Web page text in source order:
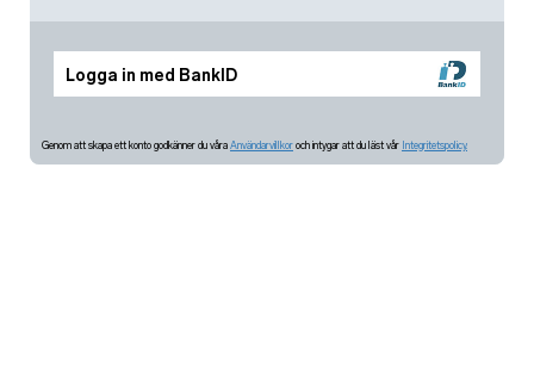
Logga in med BankID
Genom att skapa ett konto godkänner du våra Användarvillkor och intygar att du läst vår Integritetspolicy.